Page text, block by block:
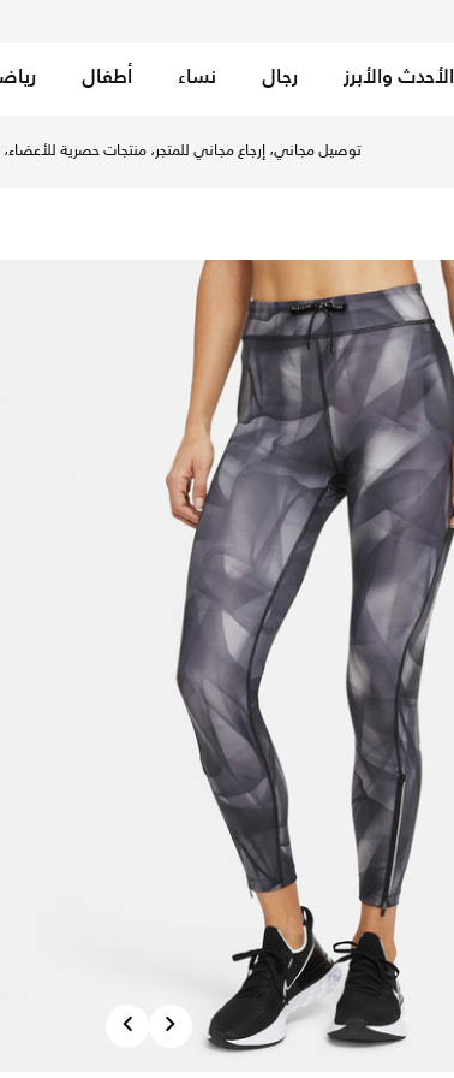
الأحدث والأبرز رجال نساء أطفال
توصيل مجاني، إرجاع مجاني للمتجر، منتجات حصرية
Next